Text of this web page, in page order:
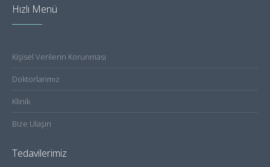
Hızlı Menü
Kişisel Verilerin Korunması
Doktorlarımız
Klinik
Bize Ulaşın
Tedavilerimiz